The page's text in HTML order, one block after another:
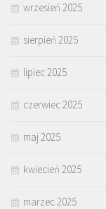
wrzesień 2025
sierpień 2025
lipiec 2025
czerwiec 2025
maj 2025
kwiecień 2025
marzec 2025